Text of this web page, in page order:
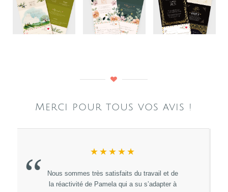
Merci pour tous vos avis !
★★★★★
“
Un énorme Merci à Pamela Gonzales pour
sont professionnalisme, sa rapidité à répondre